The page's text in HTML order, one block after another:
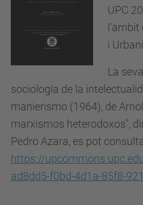
UPC
l'àmbit
i
La
sociología de la
manierismo (1964), de
marxismos heterodoxos",
Pedro Azara, es pot
https://
ad8dd5-f0bd-4d1a-85f8-